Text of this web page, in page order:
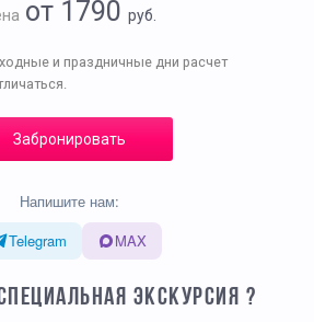
от 1790 руб.
и праздничные дни расчет
Забронировать
Напишите нам:
Telegram
MAX
ЭКСКУРСИЯ ?